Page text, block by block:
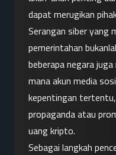
dapat merugikan
Serangan siber yang
pemerintahan
beberapa negara
mana akun media
kepentingan
propaganda atau
uang kripto.
Sebagai langkah